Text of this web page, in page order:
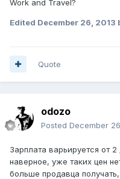
Work and Travel?
Edited December 26, 2013
Quote
odozo
Posted December
Зарплата варьируется от
наверное, уже таких цен
больше продавца